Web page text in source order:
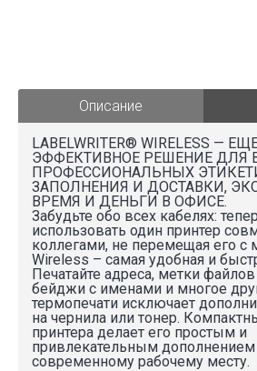
Описание
LABELWRITER® WIRELESS —
ЭФФЕКТИВНОЕ РЕШЕНИЕ ДЛЯ
ПРОФЕССИОНАЛЬНЫХ
ЗАПОЛНЕНИЯ И ДОСТАВКИ,
ВРЕМЯ И ДЕНЬГИ В ОФИСЕ.
Забудьте обо всех кабелях:
использовать один принтер
коллегами, не перемещая его с
Wireless – самая удобная и
Печатайте адреса, метки
бейджи с именами и многое
термопечати исключает
на чернила или тонер.
принтера делает его простым и
привлекательным
современному рабочему месту.